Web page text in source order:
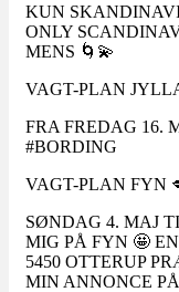
KUN
ONLY
MENS 🌀💫
VAGT-PLAN
FRA FREDAG 16.
#BORDING
VAGT-PLAN FYN
SØNDAG 4. MAJ
MIG PÅ FYN 🤩
5450 OTTERUP
MIN ANNONCE